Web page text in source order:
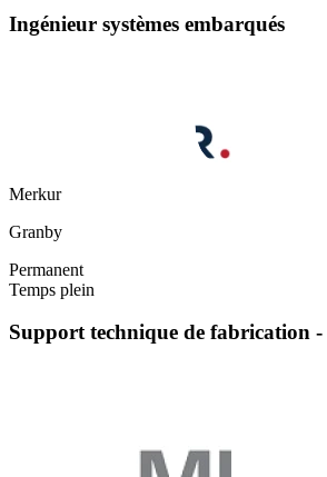
Ingénieur systèmes embarqués
Merkur
Granby
Permanent
Temps plein
Support technique de fabrication -